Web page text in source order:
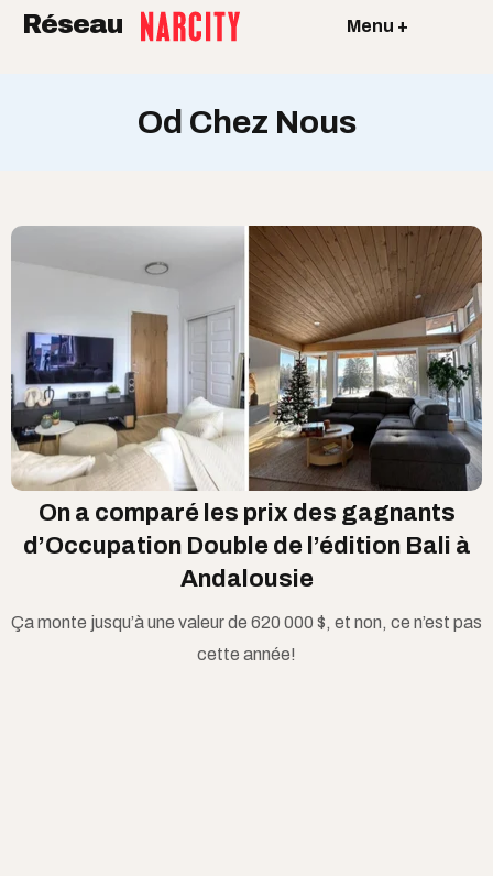
Réseau Menu +
Od Chez Nous
On a comparé les prix des gagnants
d’Occupation Double de l’édition Bali à
Andalousie
Ça monte jusqu’à une valeur de 620 000 $, et non, ce n’est pas
cette année!